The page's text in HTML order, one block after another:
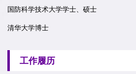
国防科学技术大学学士、硕士
清华大学博士
工作履历